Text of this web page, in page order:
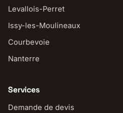
Levallois-Perret
Issy-les-Moulineaux
Courbevoie
Nanterre
Services
Demande de devis